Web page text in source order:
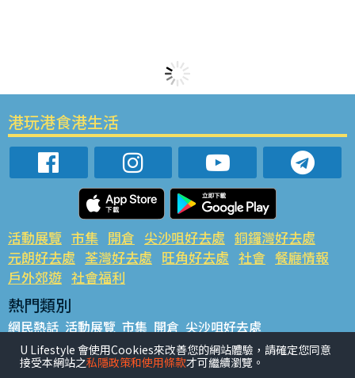
港玩港食港生活
活動展覽 市集 開倉 尖沙咀好去處 銅鑼灣好去處
元朗好去處 荃灣好去處 旺角好去處 社會 餐廳情報
戶外郊遊 社會福利
熱門類別
網民熱話 活動展覽 市集 開倉 尖沙咀好去處
銅鑼灣好去處 元朗好去處 荃灣好去處 旺角好去處 社會
餐廳情報 戶外郊遊
U Lifestyle 會使用Cookies來改善您的網站體驗，請確定您同意
接受本網站之私隱政策和使用條款才可繼續瀏覽。